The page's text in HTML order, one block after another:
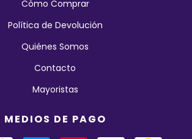
Cómo Comprar
Política de Devolución
Quiénes Somos
Contacto
Mayoristas
MEDIOS DE PAGO